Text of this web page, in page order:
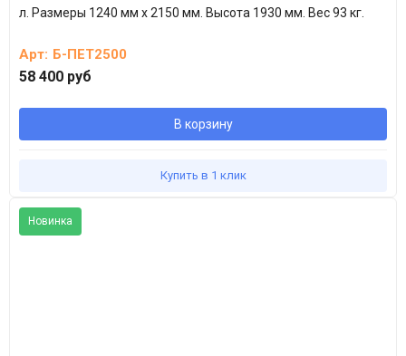
л. Размеры 1240 мм х 2150 мм. Высота 1930 мм. Вес 93 кг.
Арт: Б-ПЕТ2500
58 400 руб
В корзину
Купить в 1 клик
Новинка